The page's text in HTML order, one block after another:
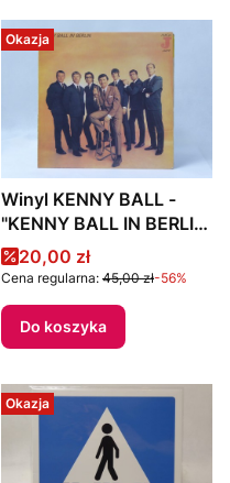
Okazja
Winyl KENNY BALL -
"KENNY BALL IN BERLIN
1" 1980 GDR
Cena promocyjna
20,00 zł
Cena regularna: 45,00 zł-56%
Do koszyka
Okazja